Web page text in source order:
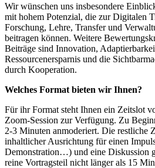
Wir wünschen uns insbesondere
mit hohem Potenzial, die zur Digitalen
Forschung, Lehre, Transfer und
beitragen können. Weitere
Beiträge sind Innovation,
Ressourcenersparnis und die
durch Kooperation.
Welches Format bieten wir Ihnen?
Für ihr Format steht Ihnen ein Zeitslot
Zoom-Session zur Verfügung. Zu
2-3 Minuten anmoderiert. Die restliche
inhaltlicher Ausrichtung für einen
Demonstration…) und eine Diskussion
reine Vortragsteil nicht länger als 15